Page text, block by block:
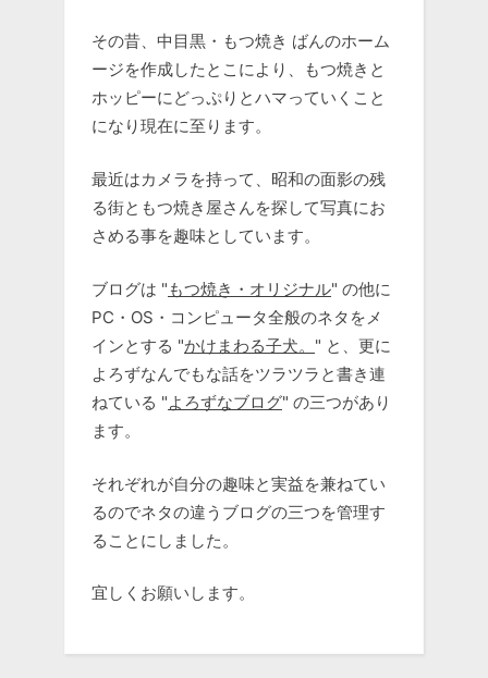
その昔、中目黒・もつ焼き ばんのホーム
ージを作成したとこにより、もつ焼きと
ホッピーにどっぷりとハマっていくこと
になり現在に至ります。
最近はカメラを持って、昭和の面影の残
る街ともつ焼き屋さんを探して写真にお
さめる事を趣味としています。
ブログは " もつ焼き・オリジナル" の他に
PC・OS・コンピュータ全般のネタをメ
インとする "かけまわる子犬。 " と、更に
よろずなんでもな話をツラツラと書き連
ねている "よろずなブログ" の三つがあり
ます。
それぞれが自分の趣味と実益を兼ねてい
るのでネタの違うブログの三つを管理す
ることにしました。
宜しくお願いします。